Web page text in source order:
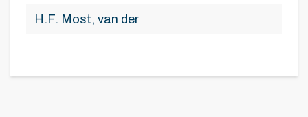
H.F. Most, van der